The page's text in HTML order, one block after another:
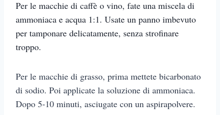
Per le macchie di caffè o vino, fate una miscela di
ammoniaca e acqua 1:1. Usate un panno imbevuto
per tamponare delicatamente, senza strofinare
troppo.
Per le macchie di grasso, prima mettete bicarbonato
di sodio. Poi applicate la soluzione di ammoniaca.
Dopo 5-10 minuti, asciugate con un aspirapolvere.